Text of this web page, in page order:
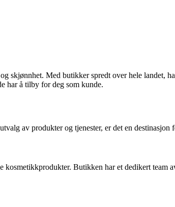
Med butikker spredt over hele landet,
har å tilby for deg som kunde.
av produkter og tjenester, er det en destinasjon
Butikken har et dedikert team